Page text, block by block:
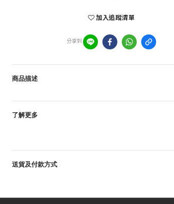
加入追蹤清單
分享到
商品描述
了解更多
送貨及付款方式